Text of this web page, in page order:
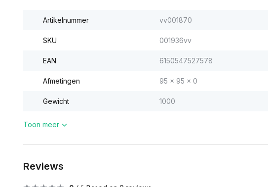
Artikelnummer vv001870
SKU 001936vv
EAN 6150547527578
Afmetingen 95 x 95 x 0
Gewicht 1000
Toon meer
Reviews